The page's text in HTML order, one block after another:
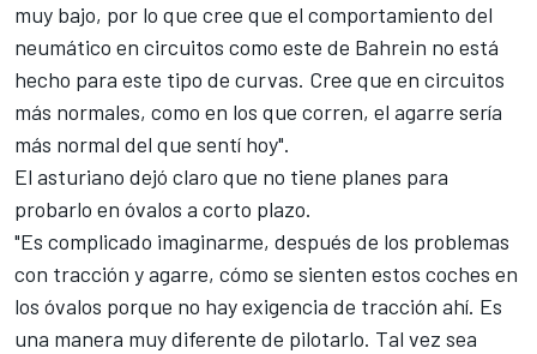
muy bajo, por lo que cree que el comportamiento del
neumático en circuitos como este de Bahrein no está
hecho para este tipo de curvas. Cree que en circuitos
más normales, como en los que corren, el agarre sería
más normal del que sentí hoy".
El asturiano dejó claro que no tiene planes para
probarlo en óvalos a corto plazo.
"Es complicado imaginarme, después de los problemas
con tracción y agarre, cómo se sienten estos coches en
los óvalos porque no hay exigencia de tracción ahí. Es
una manera muy diferente de pilotarlo. Tal vez sea